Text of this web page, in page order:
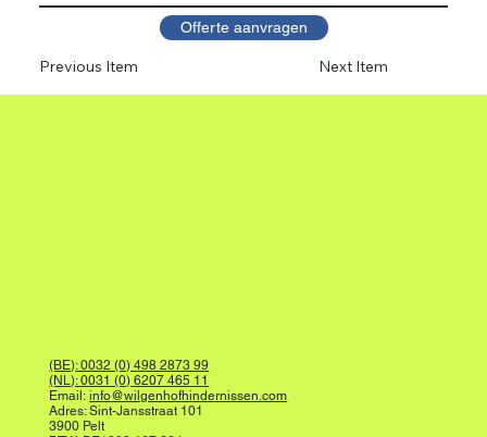
Next Item
Previous Item
Offerte aanvragen
(BE): 0032 (0) 498 2873 99
(NL): 0031 (0) 6207 465 11
Email:info@wilgenhofhindernissen.com
Adres: Sint-Jansstraat 101
3900 Pelt